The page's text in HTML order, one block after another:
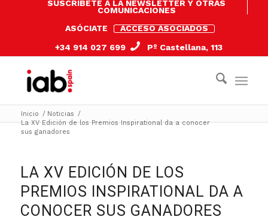
SUSCRÍBETE A LA NEWSLETTER Y OTRAS
COMUNICACIONES
ASÓCIATE
ACCESO ASOCIADOS
+34 914 027 699
Pº Castellana, 113
Inicio / Noticias /
La XV Edición de los Premios Inspirational da a conocer
sus ganadores
LA XV EDICIÓN DE LOS
PREMIOS INSPIRATIONAL DA A
CONOCER SUS GANADORES